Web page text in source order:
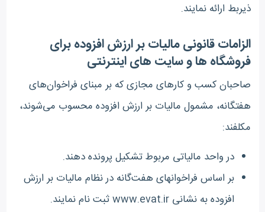
ذیربط ارائه نمایند.
الزامات قانونی مالیات بر ارزش افزوده برای
فروشگاه ها و سایت های اینترنتی
صاحبان کسب و کارهای مجازی که بر مبنای فراخوان‌های
هفتگانه، مشمول مالیات بر ارزش افزوده محسوب می‌شوند،
مکلفند:
در واحد مالیاتی مربوط تشکیل پرونده دهند.
بر اساس فراخوانهای هفت‌گانه در نظام مالیات بر ارزش
افزوده به نشانی www.evat.ir ثبت نام نمایند.